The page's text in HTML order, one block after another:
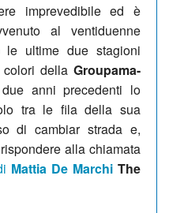
imprevedibile ed è
al ventiduenne
ultime due stagioni
della Groupama-
anni precedenti lo
tra le fila della sua
di cambiar strada e,
alla chiamata
Mattia De Marchi The